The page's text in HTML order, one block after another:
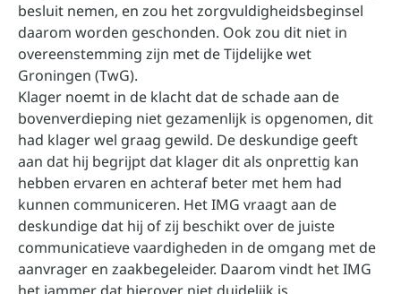
besluit nemen, en zou het zorgvuldigheidsbeginsel
daarom worden geschonden. Ook zou dit niet in
overeenstemming zijn met de Tijdelijke wet
Groningen (TwG).
Klager noemt in de klacht dat de schade aan de
bovenverdieping niet gezamenlijk is opgenomen, dit
had klager wel graag gewild. De deskundige geeft
aan dat hij begrijpt dat klager dit als onprettig kan
hebben ervaren en achteraf beter met hem had
kunnen communiceren. Het IMG vraagt aan de
deskundige dat hij of zij beschikt over de juiste
communicatieve vaardigheden in de omgang met de
aanvrager en zaakbegeleider. Daarom vindt het IMG